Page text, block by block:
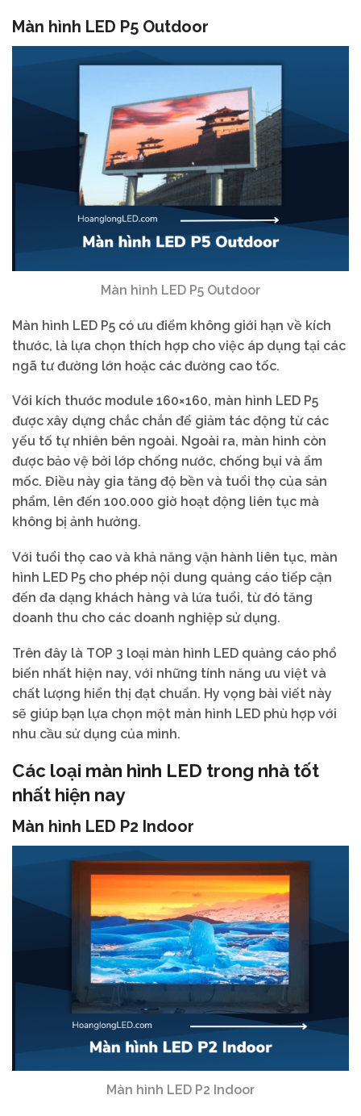
Màn hình LED P5 Outdoor
Màn hình LED P5 Outdoor
Màn hình LED P5 có ưu điểm không giới hạn về kích
thước, là lựa chọn thích hợp cho việc áp dụng tại các
ngã tư đường lớn hoặc các đường cao tốc.
Với kích thước module 160×160, màn hình LED P5
được xây dựng chắc chắn để giảm tác động từ các
yếu tố tự nhiên bên ngoài. Ngoài ra, màn hình còn
được bảo vệ bởi lớp chống nước, chống bụi và ẩm
mốc. Điều này gia tăng độ bền và tuổi thọ của sản
phẩm, lên đến 100.000 giờ hoạt động liên tục mà
không bị ảnh hưởng.
Với tuổi thọ cao và khả năng vận hành liên tục, màn
hình LED P5 cho phép nội dung quảng cáo tiếp cận
đến đa dạng khách hàng và lứa tuổi, từ đó tăng
doanh thu cho các doanh nghiệp sử dụng.
Trên đây là TOP 3 loại màn hình LED quảng cáo phổ
biến nhất hiện nay, với những tính năng ưu việt và
chất lượng hiển thị đạt chuẩn. Hy vọng bài viết này
sẽ giúp bạn lựa chọn một màn hình LED phù hợp với
nhu cầu sử dụng của mình.
Các loại màn hình LED trong nhà tốt
nhất hiện nay
Màn hình LED P2 Indoor
Màn hình LED P2 Indoor